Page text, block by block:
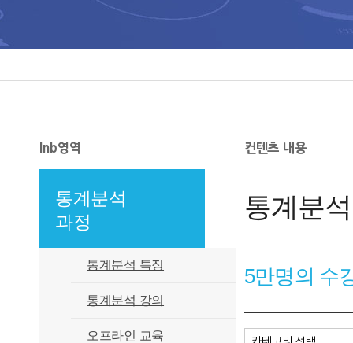
lnb영역
통계분석
과정
통계분석 특징
통계분석 강의
오프라인 교육
컨텐츠 내용
통계분
5만명의 수